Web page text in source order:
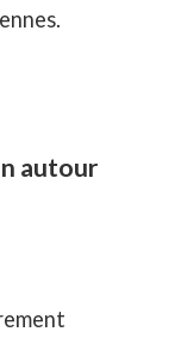
autour